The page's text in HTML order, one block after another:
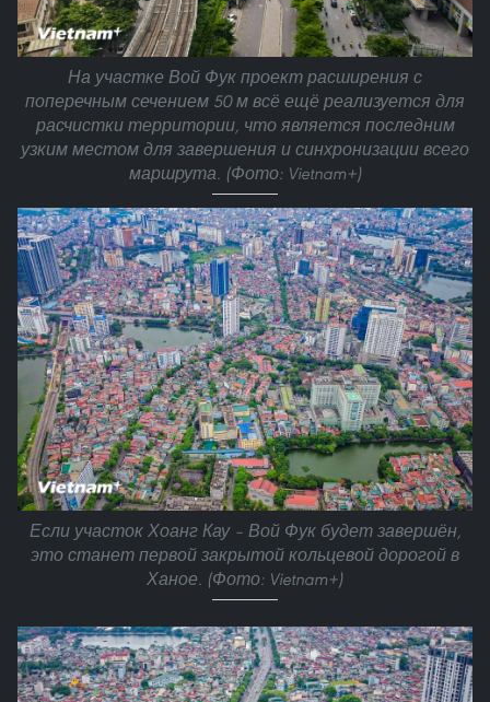
На участке Вой Фук проект расширения с
поперечным сечением 50 м всё ещё реализуется для
расчистки территории, что является последним
узким местом для завершения и синхронизации всего
маршрута. (Фото: Vietnam+)
Если участок Хоанг Кау – Вой Фук будет завершён,
это станет первой закрытой кольцевой дорогой в
Ханое. (Фото: Vietnam+)